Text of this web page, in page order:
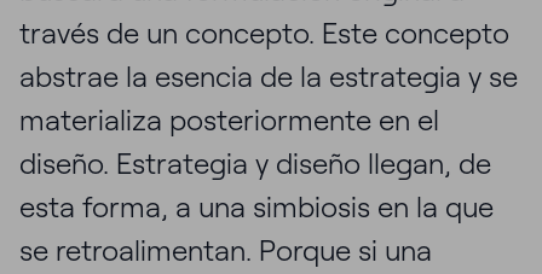
través de un concepto. Este concepto
abstrae la esencia de la estrategia y se
materializa posteriormente en el
diseño. Estrategia y diseño llegan, de
esta forma, a una simbiosis en la que
se retroalimentan. Porque si una